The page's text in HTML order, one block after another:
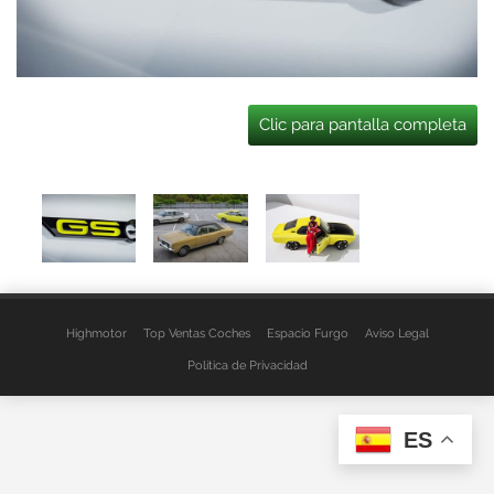
Clic para pantalla completa
Highmotor Top Ventas Coches Espacio Furgo Aviso Legal
Política de Privacidad
ES